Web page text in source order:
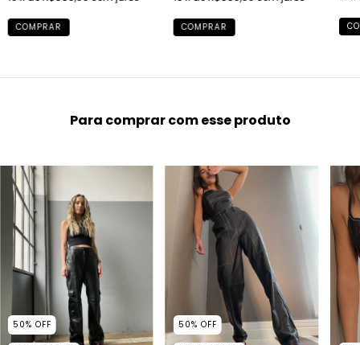
COMPRAR COMPRAR
Para comprar com esse produto
50% OFF 50% OFF